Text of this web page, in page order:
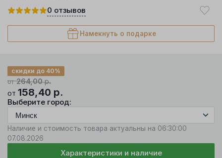
0 отзывов
Намекнуть о подарке
от264,00р.
скидки до 40%
от 158,40 р.
Выберите город:
Наличие и стоимость товара актуальны на 06:30:00
07.08.2026
Характеристики и наличие